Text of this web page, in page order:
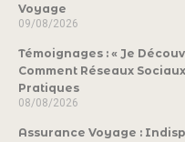
Voyage
09/08/2026
Témoignages : « Je
Comment Réseaux
Pratiques
08/08/2026
Assurance Voyage :